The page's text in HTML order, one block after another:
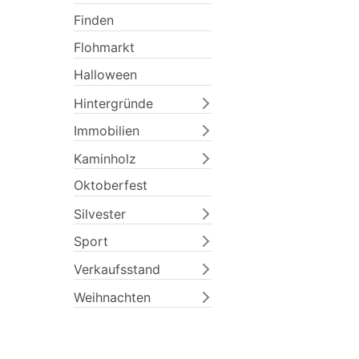
Finden
Flohmarkt
Halloween
Hintergründe
Immobilien
Kaminholz
Oktoberfest
Silvester
Sport
Verkaufsstand
Weihnachten